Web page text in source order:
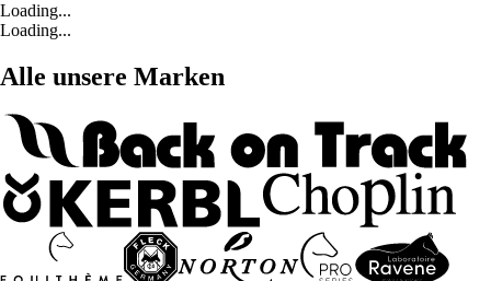
Loading...
Loading...
Alle unsere Marken